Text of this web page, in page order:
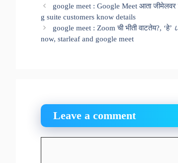
google meet : Google Meet आता
g suite customers know details
google meet : Zoom ची भीती वाटतेय?,
now, starleaf and google meet
Leave a comment